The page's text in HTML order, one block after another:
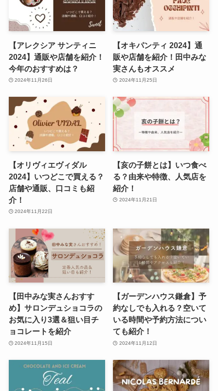
【アレクシア サンティニ
2024】通販や店舗を紹介！
今年のおすすめは？
2024年11月26日
【オキパンティ 2024】通
販や店舗を紹介！田中みな
実さんもオススメ
2024年11月25日
【オリヴィエヴィダル
2024】いつどこで買える？
店舗や通販、口コミも紹
介！
2024年11月22日
【亥の子餅とは】いつ食べ
る？由来や特徴、人気店を
紹介！
2024年11月21日
【田中みな実さんおすす
め】サロンデュショコラの
お気に入り3選＆狙い目チ
ョコレートを紹介
2024年11月15日
【ガーデンハウス鎌倉】予
約なしでも入れる？空いて
いる時間や予約方法につい
ても紹介！
2024年11月12日